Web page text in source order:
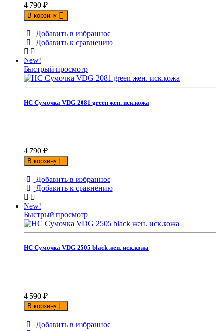
4 790 ₽
В корзину
Добавить в избранное
Добавить к сравнению
New!
Быстрый просмотр
НС Сумочка VDG 2081 green жен. иск.кожа
4 790 ₽
В корзину
Добавить в избранное
Добавить к сравнению
New!
Быстрый просмотр
НС Сумочка VDG 2505 black жен. иск.кожа
4 590 ₽
В корзину
Добавить в избранное